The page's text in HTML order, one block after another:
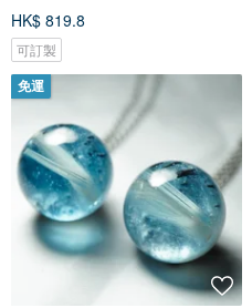
HK$ 819.8
可訂製
免運